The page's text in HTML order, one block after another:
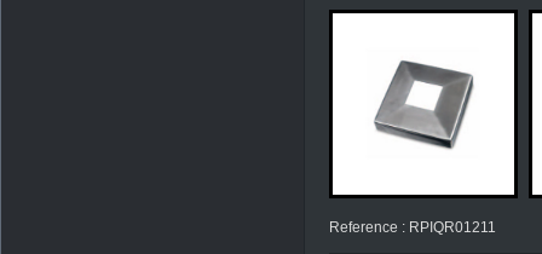
Reference : RPIQR01211